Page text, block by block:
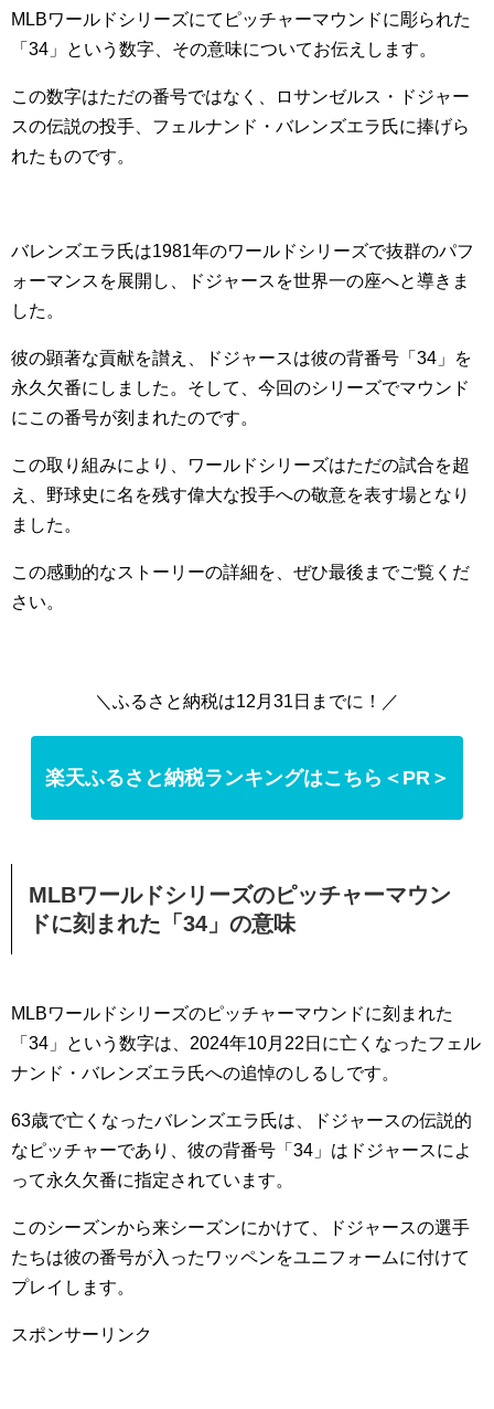
MLBワールドシリーズにてピッチャーマウンドに彫られた
「34」という数字、その意味についてお伝えします。
この数字はただの番号ではなく、ロサンゼルス・ドジャー
スの伝説の投手、フェルナンド・バレンズエラ氏に捧げら
れたものです。
バレンズエラ氏は1981年のワールドシリーズで抜群のパフ
ォーマンスを展開し、ドジャースを世界一の座へと導きま
した。
彼の顕著な貢献を讃え、ドジャースは彼の背番号「34」を
永久欠番にしました。そして、今回のシリーズでマウンド
にこの番号が刻まれたのです。
この取り組みにより、ワールドシリーズはただの試合を超
え、野球史に名を残す偉大な投手への敬意を表す場となり
ました。
この感動的なストーリーの詳細を、ぜひ最後までご覧くだ
さい。
＼ふるさと納税は12月31日までに！／
楽天ふるさと納税ランキングはこちら＜PR＞
MLBワールドシリーズのピッチャーマウン
ドに刻まれた「34」の意味
MLBワールドシリーズのピッチャーマウンドに刻まれた
「34」という数字は、2024年10月22日に亡くなったフェル
ナンド・バレンズエラ氏への追悼のしるしです。
63歳で亡くなったバレンズエラ氏は、ドジャースの伝説的
なピッチャーであり、彼の背番号「34」はドジャースによ
って永久欠番に指定されています。
このシーズンから来シーズンにかけて、ドジャースの選手
たちは彼の番号が入ったワッペンをユニフォームに付けて
プレイします。
スポンサーリンク